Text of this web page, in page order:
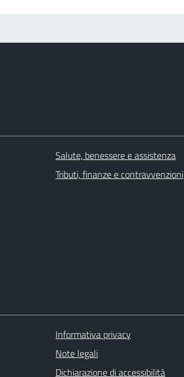
Salute, benessere e assistenza
Tributi, finanze e contravvenzioni
Informativa privacy
Note legali
Dichiarazione di accessibilità